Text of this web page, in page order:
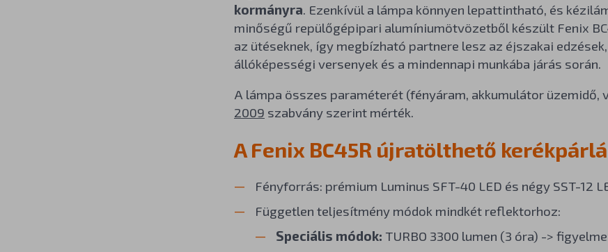
kormányra . Ezenkívül a lámpa könnyen lepattintható, és
minőségű repülőgépipari alumíniumötvözetből készült Fenix
az ütéseknek, így megbízható partnere lesz az éjszakai
állóképességi versenyek és a mindennapi munkába járás során.
A lámpa összes paraméterét (fényáram, akkumulátor üzemidő,
2009 szabvány szerint mérték.
A Fenix BC45R újratölthető
Fényforrás: prémium Luminus SFT-40 LED és négy SST-12
Független teljesítmény módok mindkét reflektorhoz:
Speciális módok: TURBO 3300 lumen (3 óra) ->